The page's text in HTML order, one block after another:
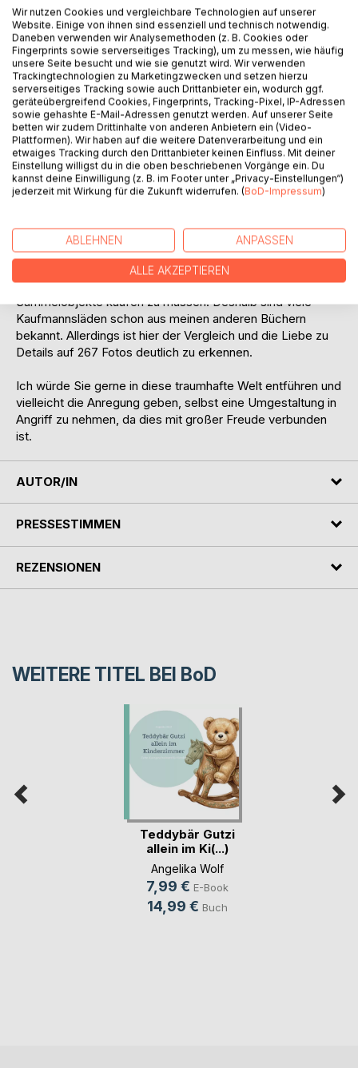
BESCHREIBUNG
Ich lade Sie heute erneut in Bambolas (Puppen) Traumwelt
ein. Dieses Mal möchte ich Ihnen mit 253 Fotos, antike
Kaufmannsläden zeigen. 43 unterschiedliche Gehäuse, die
58 mal auf eine andere Weise gestaltet werden. Hier geht
es nicht um namhafte Manufakturen oder besonders
hochwertige und ausgefallene Stücke. Es soll
verdeutlichen, wie vielfältig das Erscheinungsbild eines
gleichen Kaufmannsladens sein kann, wenn er anders
Souvenirladen. Aus einem Modegeschäft entstehen ein
Hutladen und eine Galanterie. So kommt es immer wieder
zu Veränderungen. Das macht es möglich, das zu
erschaffen, wovon man träumt, ohne ständig neue
Sammelobjekte kaufen zu müssen. Deshalb sind viele
Kaufmannsläden schon aus meinen anderen Büchern
bekannt. Allerdings ist hier der Vergleich und die Liebe zu
Details auf 267 Fotos deutlich zu erkennen.
Ich würde Sie gerne in diese traumhafte Welt entführen und
vielleicht die Anregung geben, selbst eine Umgestaltung in
Angriff zu nehmen, da dies mit großer Freude verbunden
ist.
AUTOR/IN
PRESSESTIMMEN
REZENSIONEN
WEITERE TITEL BEI BoD
Teddybär Gutzi
allein im Ki(...)
Angelika Wolf
7,99 € E-Book
14,99 € Buch
Wir nutzen Cookies und vergleichbare Technologien auf unserer
Website. Einige von ihnen sind essenziell und technisch notwendig.
Daneben verwenden wir Analysemethoden (z. B. Cookies oder
Fingerprints sowie serverseitiges Tracking), um zu messen, wie häufig
unsere Seite besucht und wie sie genutzt wird. Wir verwenden
Trackingtechnologien zu Marketingzwecken und setzen hierzu
serverseitiges Tracking sowie auch Drittanbieter ein, wodurch ggf.
geräteübergreifend Cookies, Fingerprints, Tracking-Pixel, IP-Adressen
sowie gehashte E-Mail-Adressen genutzt werden. Auf unserer Seite
betten wir zudem Drittinhalte von anderen Anbietern ein (Video-
Plattformen). Wir haben auf die weitere Datenverarbeitung und ein
etwaiges Tracking durch den Drittanbieter keinen Einfluss. Mit deiner
Einstellung willigst du in die oben beschriebenen Vorgänge ein. Du
kannst deine Einwilligung (z. B. im Footer unter „Privacy-Einstellungen“)
jederzeit mit Wirkung für die Zukunft widerrufen. (BoD-Impressum)
ABLEHNEN ANPASSEN
ALLE AKZEPTIEREN